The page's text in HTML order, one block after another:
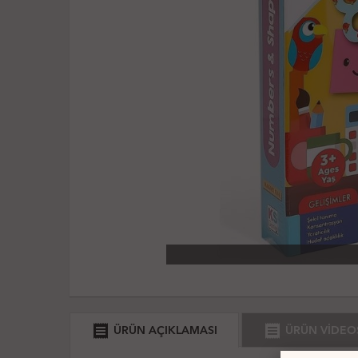
receipt ÜRÜN AÇIKLAMASI receipt ÜRÜN